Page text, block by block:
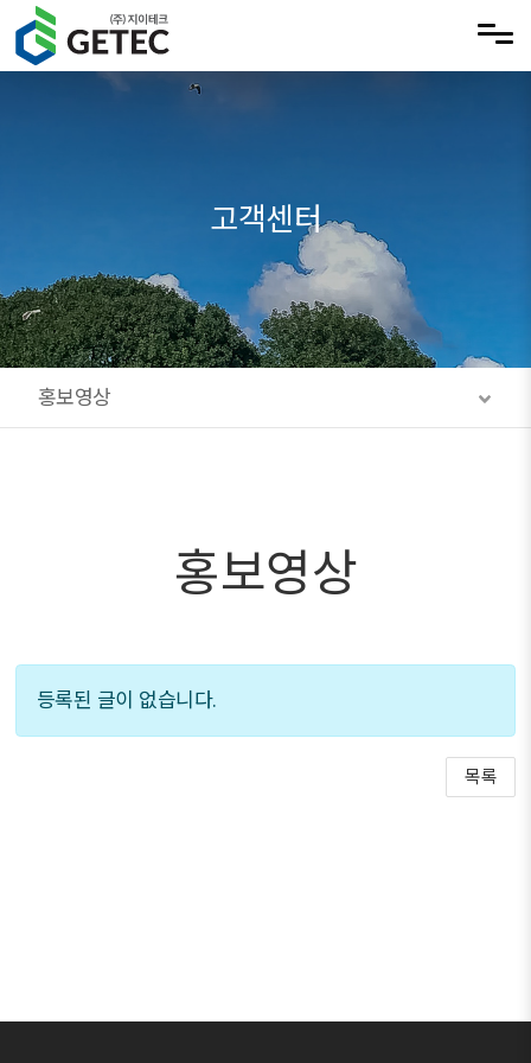
메뉴 건너뛰기
고객센터
홍보영상
홍보영상
등록된 글이 없습니다.
목록